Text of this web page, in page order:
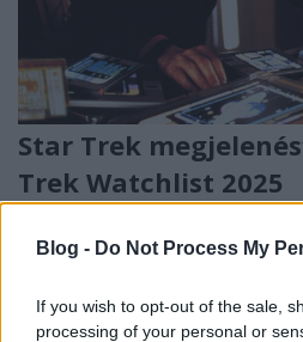
Blog - Do Not Process My
If you wish to opt-out of the sale,
processing of your personal or
Star Trek
Trek Watchlist 2025
epizódok, könyvek, regények,
megjelenéseit tartalmazza